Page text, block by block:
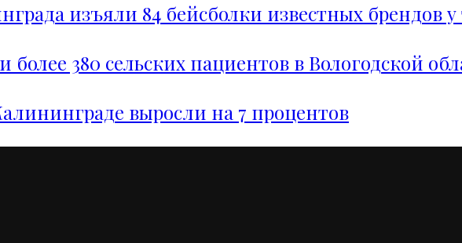
изъяли 84 бейсболки известных брендов у
380 сельских пациентов в Вологодской
выросли на 7 процентов